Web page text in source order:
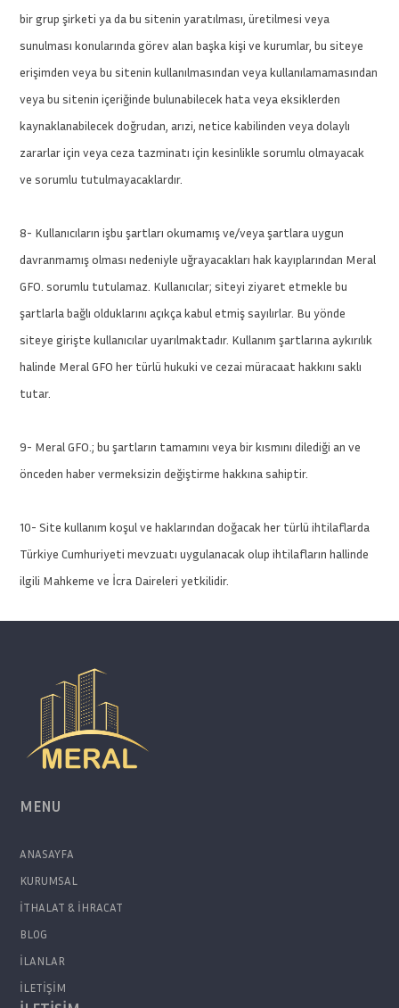
bir grup şirketi ya da bu sitenin yaratılması, üretilmesi veya
sunulması konularında görev alan başka kişi ve kurumlar, bu siteye
erişimden veya bu sitenin kullanılmasından veya kullanılamamasından
veya bu sitenin içeriğinde bulunabilecek hata veya eksiklerden
kaynaklanabilecek doğrudan, arızi, netice kabilinden veya dolaylı
zararlar için veya ceza tazminatı için kesinlikle sorumlu olmayacak
ve sorumlu tutulmayacaklardır.
8- Kullanıcıların işbu şartları okumamış ve/veya şartlara uygun
davranmamış olması nedeniyle uğrayacakları hak kayıplarından Meral
GFO. sorumlu tutulamaz. Kullanıcılar; siteyi ziyaret etmekle bu
şartlarla bağlı olduklarını açıkça kabul etmiş sayılırlar. Bu yönde
siteye girişte kullanıcılar uyarılmaktadır. Kullanım şartlarına aykırılık
halinde Meral GFO her türlü hukuki ve cezai müracaat hakkını saklı
tutar.
9- Meral GFO.; bu şartların tamamını veya bir kısmını dilediği an ve
önceden haber vermeksizin değiştirme hakkına sahiptir.
10- Site kullanım koşul ve haklarından doğacak her türlü ihtilaflarda
Türkiye Cumhuriyeti mevzuatı uygulanacak olup ihtilafların hallinde
MENU
ANASAYFA
KURUMSAL
İTHALAT & İHRACAT
BLOG
İLANLAR
İLETİŞİM